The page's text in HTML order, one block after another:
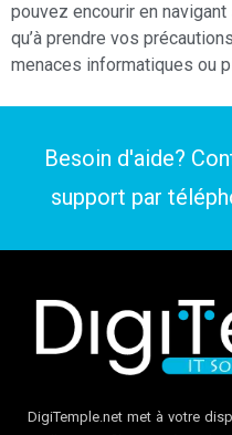
pouvez encourir en
qu’à prendre vos
menaces informatiques ou
Besoin d'aide?
support par
DigiTemple.net met à votre